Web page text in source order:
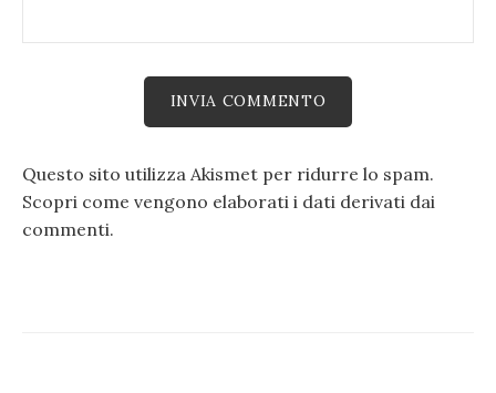
Questo sito utilizza Akismet per ridurre lo spam.
Scopri come vengono elaborati i dati derivati dai
commenti.